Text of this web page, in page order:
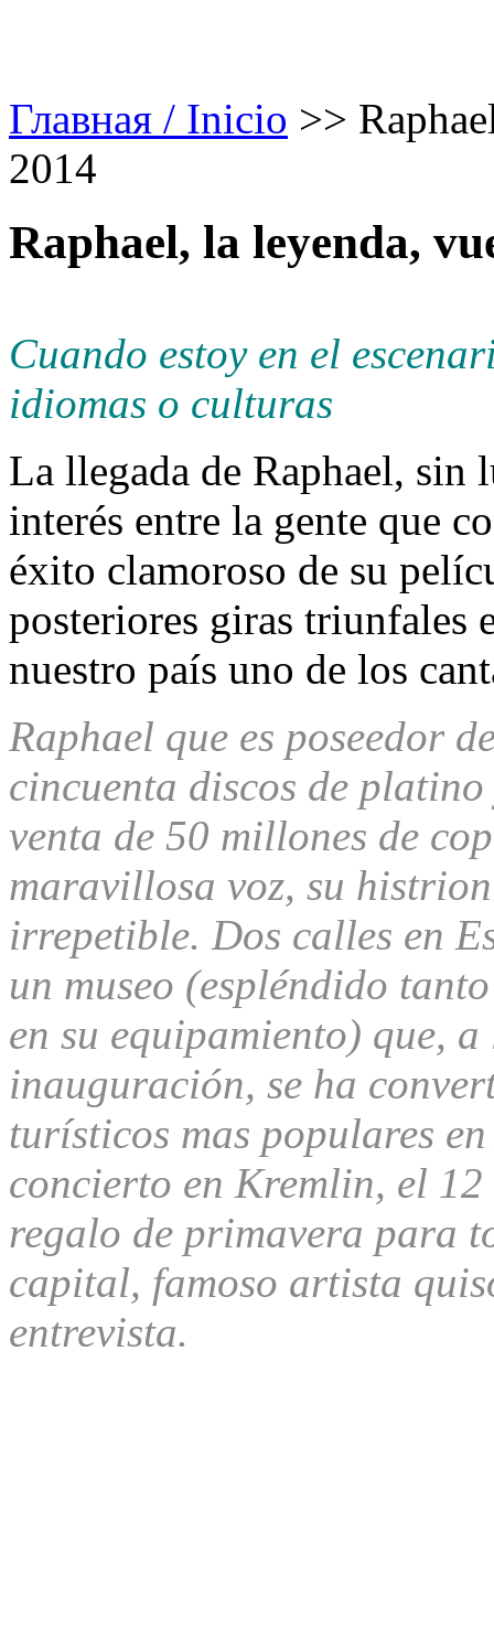
Главная / Inicio >>
2014
Raphael, la leyenda,
Cuando estoy en el
idiomas o culturas
La llegada de Raphael, sin
interés entre la gente que
éxito clamoroso de su
posteriores giras triunfales
nuestro país uno de los
Raphael que es poseedor
cincuenta discos de
venta de 50 millones de
maravillosa voz, su
irrepetible. Dos calles en
un museo (espléndido
en su equipamiento) que,
inauguración, se ha
turísticos mas populares
concierto en Kremlin, el
regalo de primavera para
capital, famoso artista
entrevista.